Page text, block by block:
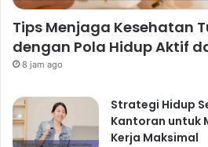
Tips Menjaga Kesehatan
dengan Pola Hidup Aktif
8 jam ago
Strategi Hidup
Kantoran untuk
Kerja Maksimal